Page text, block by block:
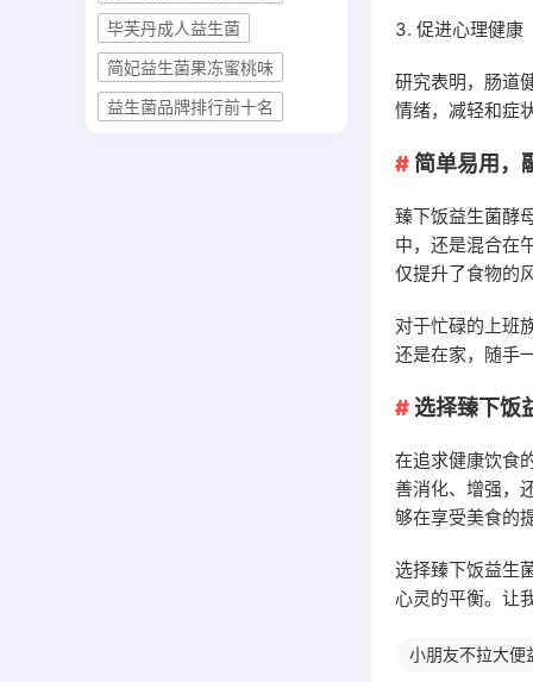
毕芙丹成人益生菌
简妃益生菌果冻蜜桃味
益生菌品牌排行前十名
3. 促进心理健康
研究表明，肠道
情绪，减轻和症
简单易用，
臻下饭益生菌酵
中，还是混合在
仅提升了食物的
对于忙碌的上班
还是在家，随手
选择臻下饭
在追求健康饮食
善消化、增强，
够在享受美食的
选择臻下饭益生
心灵的平衡。让
小朋友不拉大便